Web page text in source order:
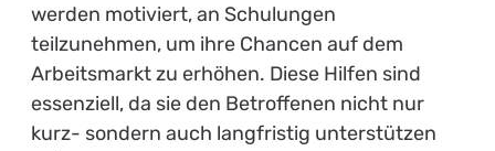
werden motiviert, an Schulungen
teilzunehmen, um ihre Chancen auf dem
Arbeitsmarkt zu erhöhen. Diese Hilfen sind
essenziell, da sie den Betroffenen nicht nur
kurz- sondern auch langfristig unterstützen